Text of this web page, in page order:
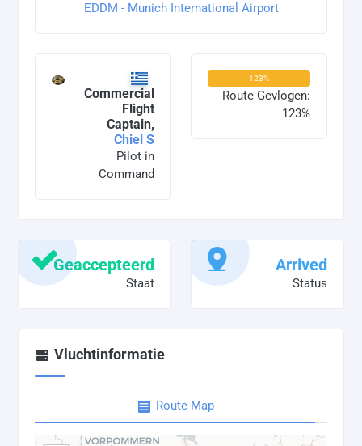
EDDM - Munich International Airport
Commercial
Flight
Captain,
Chiel S
Pilot in
Command
123%
Route Gevlogen:
123%
Geaccepteerd
Staat
Arrived
Status
Vluchtinformatie
Route Map